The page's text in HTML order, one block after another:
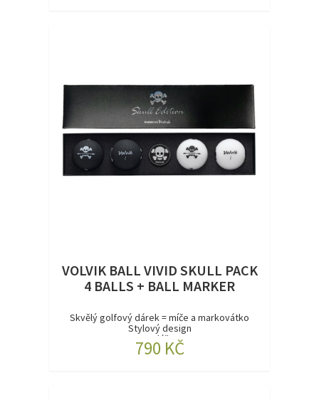
VOLVIK BALL VIVID SKULL PACK
4 BALLS + BALL MARKER
Skvělý golfový dárek = míče a markovátko
Stylový design
3 pláš...
790 KČ